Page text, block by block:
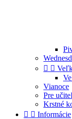
 
Vianoce
Pre
Krstné
  Informácie